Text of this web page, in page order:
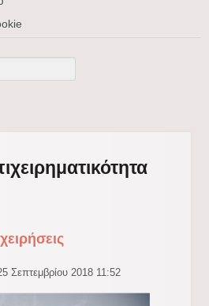
Σεπτεμβρίου 2018 11:52